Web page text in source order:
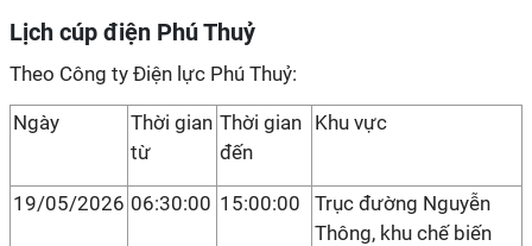
Lịch cúp điện Phú Thuỷ
Theo Công ty Điện lực Phú Thuỷ:
Ngày
Thời gian
từ
Thời gian
đến
Khu vực
19/05/2026 06:30:00 15:00:00
Trục đường Nguyễn
Thông, khu chế biến